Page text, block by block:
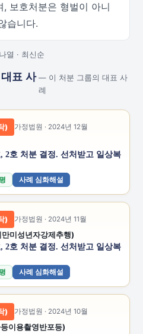
보호처분은 형벌이 아니
습니다.
열 · 최신순
표 사 — 이 처분 그룹의 대표 사
례
) 가정법원 · 2024년 12월
2호 처분 결정. 선처받고 일상복
사례 심화해설
) 가정법원 · 2024년 11월
미성년자강제추행)
2호 처분 결정. 선처받고 일상복
사례 심화해설
) 가정법원 · 2024년 10월
이용촬영반포등)